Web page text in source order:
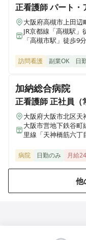
正看護師パート・
大阪府高槻市上田辺
JR京都線「高槻駅
「高槻市駅」徒歩9分
訪問看護 副業OK 日
加納総合病院
正看護師正社員（
大阪府大阪市北区天
大阪市営地下鉄谷
里線「天神橋筋六丁
病院 日勤のみ 月給
他